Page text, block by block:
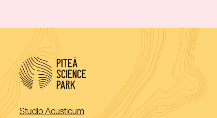
Studio Acusticum (Öppnas